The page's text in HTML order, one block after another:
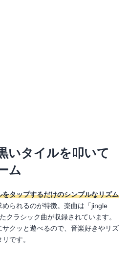
いタイルを叩いて
ム
タップするだけのシンプルなリズム
められるのが特徴。楽曲は「jingle
クラシック曲が収録されています。
クッと遊べるので、音楽好きやリズ
です。